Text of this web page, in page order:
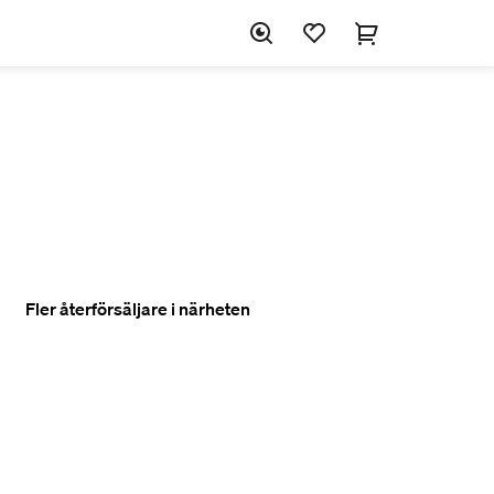
Fler återförsäljare i närheten